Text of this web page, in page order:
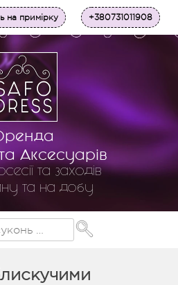
Аксесуарів
та заходів
та на добу
на примірку +380731011908